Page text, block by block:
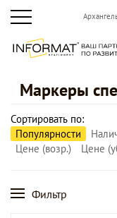
Маркеры
Сортировать по:
Популярности
Цене (возр.)
Цене
Фильтр